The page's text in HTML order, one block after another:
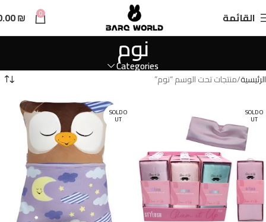
القائمة 0
₪
نوم
Categories
الرئيسية منتجات تحت الوسم “نوم”
SOLD O
UT
SOLD O
UT